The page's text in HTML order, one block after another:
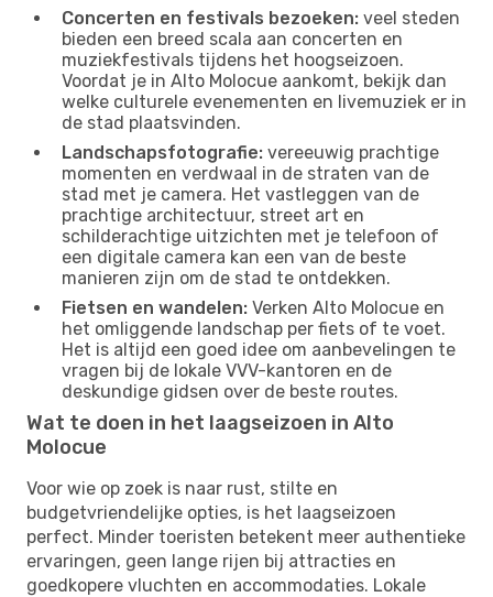
Concerten en festivals bezoeken: veel steden
bieden een breed scala aan concerten en
muziekfestivals tijdens het hoogseizoen.
Voordat je in Alto Molocue aankomt, bekijk dan
welke culturele evenementen en livemuziek er in
de stad plaatsvinden.
Landschapsfotografie: vereeuwig prachtige
momenten en verdwaal in de straten van de
stad met je camera. Het vastleggen van de
prachtige architectuur, street art en
schilderachtige uitzichten met je telefoon of
een digitale camera kan een van de beste
manieren zijn om de stad te ontdekken.
Fietsen en wandelen: Verken Alto Molocue en
het omliggende landschap per fiets of te voet.
Het is altijd een goed idee om aanbevelingen te
vragen bij de lokale VVV-kantoren en de
deskundige gidsen over de beste routes.
Wat te doen in het laagseizoen in Alto
Molocue
Voor wie op zoek is naar rust, stilte en
budgetvriendelijke opties, is het laagseizoen
perfect. Minder toeristen betekent meer authentieke
ervaringen, geen lange rijen bij attracties en
goedkopere vluchten en accommodaties. Lokale